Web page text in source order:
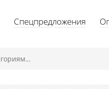
Спецпредложения